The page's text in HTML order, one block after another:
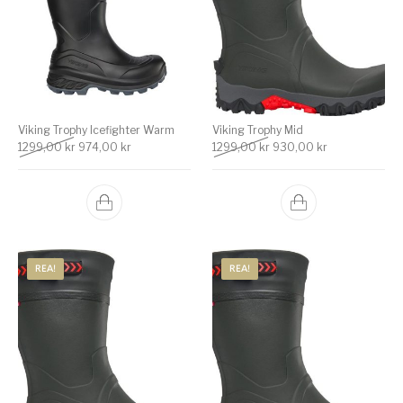
Viking Trophy Icefighter Warm
1299,00 kr Det ursprungliga priset var: 1299,00 kr.
974,00 krDet nuvarande priset är: 974,00 kr.
Viking Trophy Mid
1299,00 kr Det ursprungliga priset
930,00 krDet
REA! REA!